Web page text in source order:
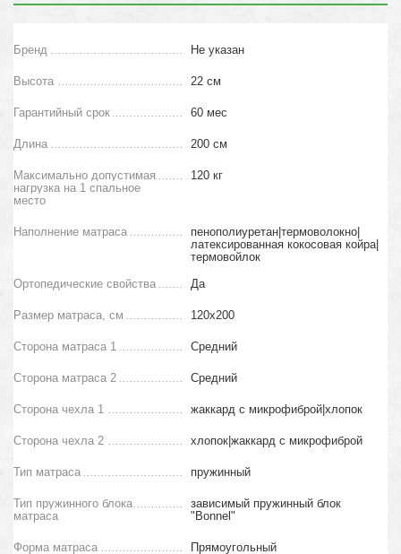
Бренд Не указан
Высота 22 см
Гарантийный срок 60 мес
Длина 200 см
Максимально допустимая
нагрузка на 1 спальное
место
120 кг
Наполнение матраса
пенополиуретан|термоволокно|
латексированная кокосовая койра|
термовойлок
Ортопедические свойства
Да
Размер матраса, см 120х200
Сторона матраса 1 Средний
Сторона матраса 2 Средний
Сторона чехла 1 жаккард с микрофиброй|хлопок
Сторона чехла 2 хлопок|жаккард с микрофиброй
Тип матраса пружинный
Тип пружинного блока
матраса
зависимый пружинный блок
"Вonnel"
Форма матраса Прямоугольный